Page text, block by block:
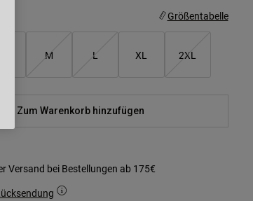
Größentabelle
M L XL 2XL
Zum Warenkorb hinzufügen
Versand bei Bestellungen ab 175€